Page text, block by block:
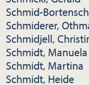
Schmid-
Schmiderer,
Schmidjell,
Schmidt, Manuela
Schmidt, Martina
Schmidt, Heide